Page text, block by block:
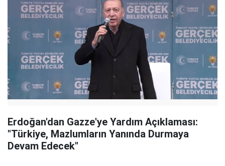
Erdoğan'dan Gazze'ye Yardım Açıklaması:
"Türkiye, Mazlumların Yanında Durmaya
Devam Edecek"